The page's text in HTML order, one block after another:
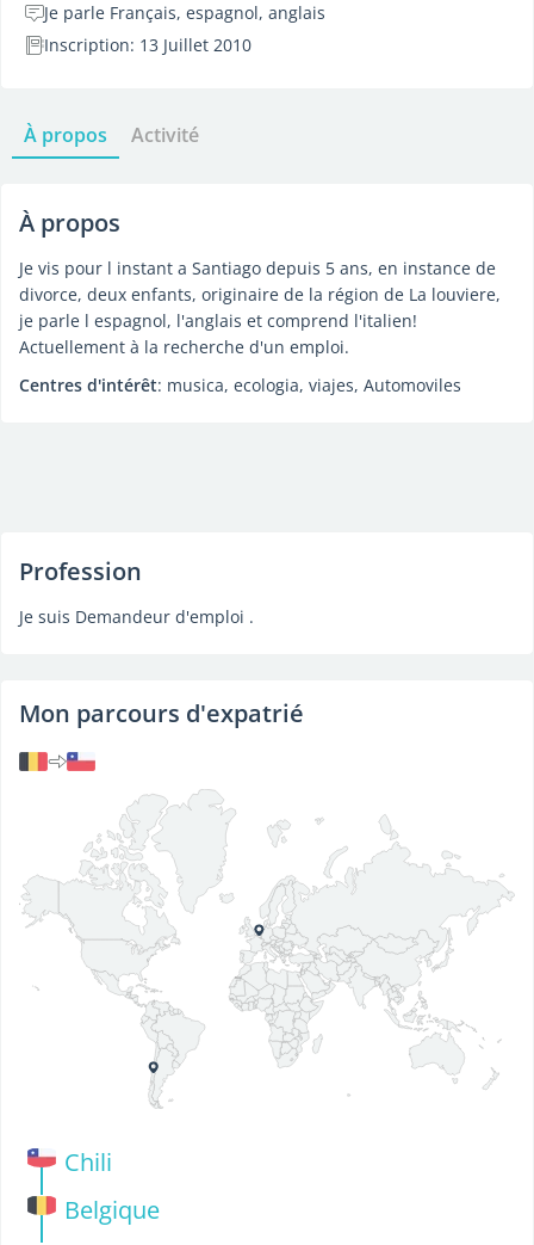
Je parle Français, espagnol, anglais
Inscription: 13 Juillet 2010
À propos Activité
À propos
Je vis pour l instant a Santiago depuis 5 ans, en instance de
divorce, deux enfants, originaire de la région de La louviere,
je parle l espagnol, l'anglais et comprend l'italien!
Actuellement à la recherche d'un emploi.
Centres d'intérêt: musica, ecologia, viajes, Automoviles
Profession
Je suis Demandeur d'emploi .
Mon parcours d'expatrié
Chili
Belgique